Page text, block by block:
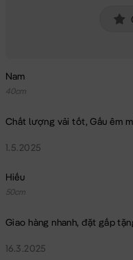
Nam
40cm
Chất lượng vải tốt, Gấu êm
1.5.2025
Hiếu
50cm
Giao hàng nhanh, đặt gấp
16.3.2025